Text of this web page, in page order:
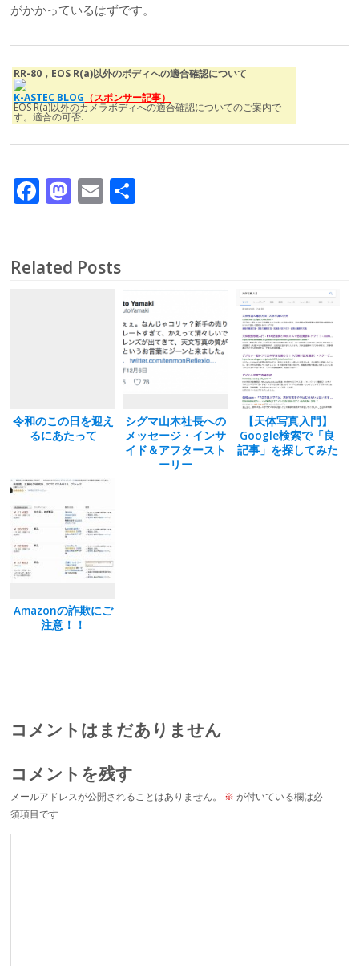
がかかっているはずです。
RR-80，EOS R(a)以外のボディへの適合確認について
K-ASTEC BLOG （スポンサー記事）
EOS R(a)以外のカメラボディへの適合確認についてのご案内で
す。適合の可否.
F
ac
b
M
as
d
E
m
l
Related Posts
令和のこの日を迎え
るにあたって
シグマ山木社長への
メッセージ・インサ
イド＆アフタースト
ーリー
【天体写真入門】
Google検索で「良
記事」を探してみた
Amazonの詐欺にご
注意！！
コメントはまだありません
コメントを残す
メールアドレスが公開されることはありません。 ※ が付いている欄は必
須項目です